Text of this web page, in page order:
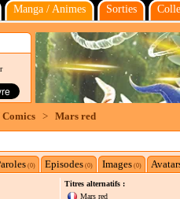
Manga / Animes Sorties
Comics > Mars red
(0) Episodes (0) Images (0)
Titres alternatifs :
Mars red